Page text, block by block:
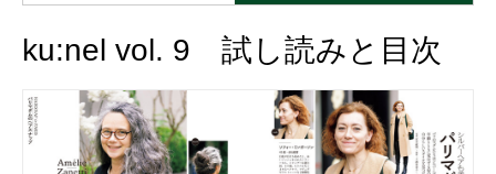
ku:nel vol. 9 試し読みと目次